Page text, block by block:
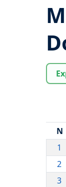
N
1
2
3